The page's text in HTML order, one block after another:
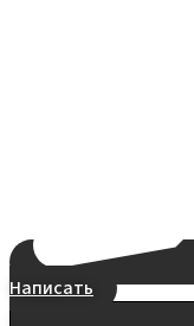
Написать